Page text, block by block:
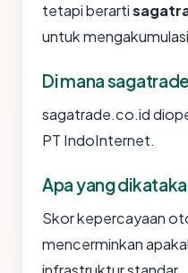
tetapi berarti
untuk
Di mana
sagatrade.co.id
PT IndoInternet.
Apa yang
Skor kepercayaan
mencerminkan